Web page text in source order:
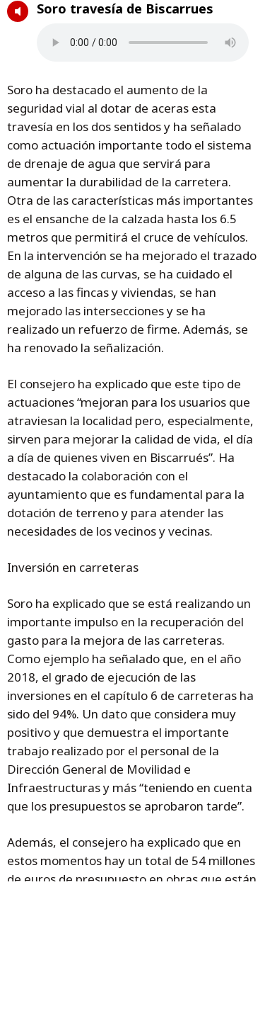
Soro travesía de Biscarrues
Soro ha destacado el aumento de la
seguridad vial al dotar de aceras esta
travesía en los dos sentidos y ha señalado
como actuación importante todo el sistema
de drenaje de agua que servirá para
aumentar la durabilidad de la carretera.
Otra de las características más importantes
es el ensanche de la calzada hasta los 6.5
metros que permitirá el cruce de vehículos.
En la intervención se ha mejorado el trazado
de alguna de las curvas, se ha cuidado el
acceso a las fincas y viviendas, se han
mejorado las intersecciones y se ha
realizado un refuerzo de firme. Además, se
ha renovado la señalización.
El consejero ha explicado que este tipo de
actuaciones “mejoran para los usuarios que
atraviesan la localidad pero, especialmente,
sirven para mejorar la calidad de vida, el día
a día de quienes viven en Biscarrués”. Ha
destacado la colaboración con el
ayuntamiento que es fundamental para la
dotación de terreno y para atender las
necesidades de los vecinos y vecinas.
Inversión en carreteras
Soro ha explicado que se está realizando un
importante impulso en la recuperación del
gasto para la mejora de las carreteras.
Como ejemplo ha señalado que, en el año
2018, el grado de ejecución de las
inversiones en el capítulo 6 de carreteras ha
sido del 94%. Un dato que considera muy
positivo y que demuestra el importante
trabajo realizado por el personal de la
Dirección General de Movilidad e
Infraestructuras y más “teniendo en cuenta
que los presupuestos se aprobaron tarde”.
Además, el consejero ha explicado que en
estos momentos hay un total de 54 millones
de euros de presupuesto en obras que están